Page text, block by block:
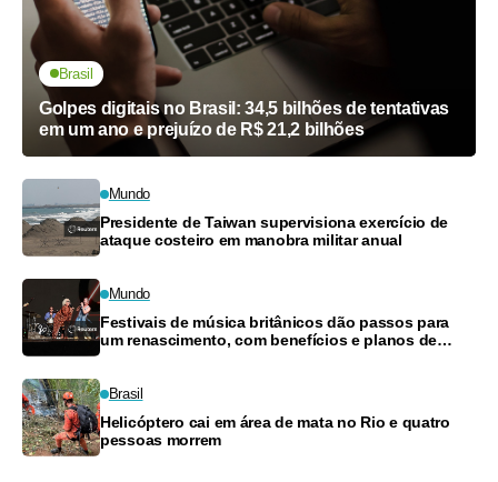
Brasil
Golpes digitais no Brasil: 34,5 bilhões de tentativas
em um ano e prejuízo de R$ 21,2 bilhões
Mundo
Presidente de Taiwan supervisiona exercício de
ataque costeiro em manobra militar anual
Mundo
Festivais de música britânicos dão passos para
um renascimento, com benefícios e planos de
Brasil
Helicóptero cai em área de mata no Rio e quatro
pessoas morrem